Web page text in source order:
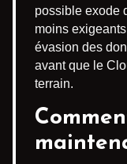
possible exode
moins
évasion des
avant que le
terrain.